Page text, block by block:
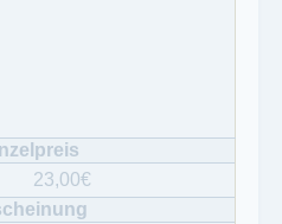
23,00€